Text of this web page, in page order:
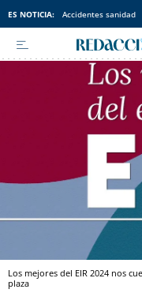
ES NOTICIA: Accidentes sanidad
Los mejores del EIR 2024 nos
plaza